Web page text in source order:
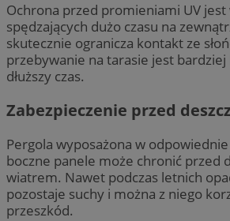
Ochrona przed promieniami UV jest
spędzających dużo czasu na
skutecznie ogranicza kontakt ze
przebywanie na tarasie jest
dłuższy czas.
Zabezpieczenie przed
Pergola wyposażona w
boczne panele może chronić przed
wiatrem. Nawet podczas letnich
pozostaje suchy i można z niego
przeszkód.